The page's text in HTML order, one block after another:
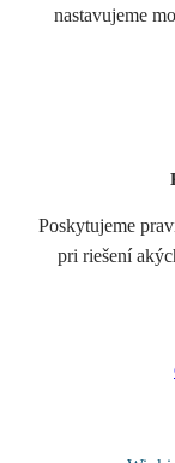
nastavujeme
Poskytujeme
pri riešení